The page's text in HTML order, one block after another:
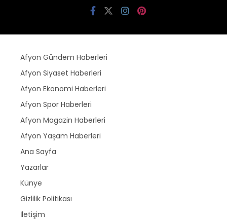
Afyon Gündem Haberleri
Afyon Siyaset Haberleri
Afyon Ekonomi Haberleri
Afyon Spor Haberleri
Afyon Magazin Haberleri
Afyon Yaşam Haberleri
Ana Sayfa
Yazarlar
Künye
Gizlilik Politikası
İletişim